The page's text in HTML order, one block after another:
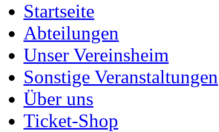
Startseite
Abteilungen
Unser Vereinsheim
Sonstige Veranstaltungen
Über uns
Ticket-Shop